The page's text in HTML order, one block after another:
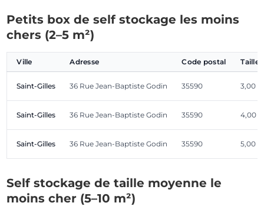
Petits box de self stockage les moins
chers (2–5 m²)
Ville Adresse Code postal Taille
Saint-Gilles 36 Rue Jean-Baptiste Godin 35590 3,00
Saint-Gilles 36 Rue Jean-Baptiste Godin 35590 4,00
Saint-Gilles 36 Rue Jean-Baptiste Godin 35590 5,00
Self stockage de taille moyenne le
moins cher (5–10 m²)